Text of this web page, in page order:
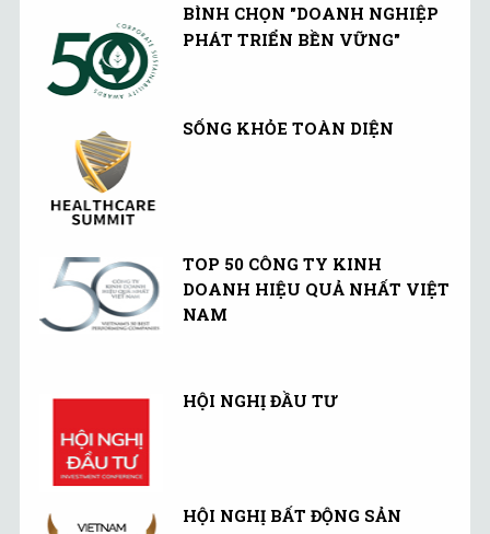
BÌNH CHỌN "DOANH NGHIỆP
PHÁT TRIỂN BỀN VỮNG"
SỐNG KHỎE TOÀN DIỆN
TOP 50 CÔNG TY KINH
DOANH HIỆU QUẢ NHẤT VIỆT
NAM
HỘI NGHỊ ĐẦU TƯ
HỘI NGHỊ BẤT ĐỘNG SẢN